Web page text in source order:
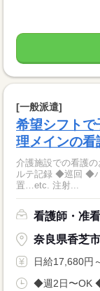
[一般派遣]
希望シフト
理メインの看
介護施設での看護のお仕事です。 具体
ルテ記録 ◆巡回 ◆
置…etc. 注射...
看護師・准
奈良県香芝
日給17,680円
◆週2日〜OK